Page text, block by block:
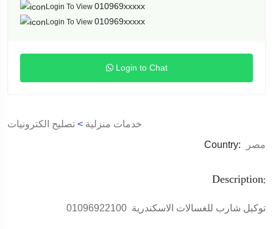
Login To View 010969xxxxx
Login To View 010969xxxxx
Login to Chat
خدمات منزلية > تصليح الكترونيات
Country:
مصر
Description:
توكيل شارب للغسالات الاسكندرية 01096922100